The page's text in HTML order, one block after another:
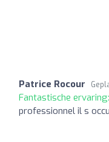
Patrice Rocour
Fantastische ervaring:
professionnel il s